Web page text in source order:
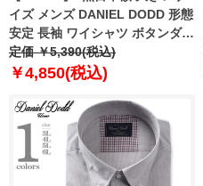
イズ メンズ DANIEL DODD 形態
安定 長袖 ワイシャツ ボタンダウ
ン eadn87-74
定価 ￥5,390(税込)
￥4,850(税込)